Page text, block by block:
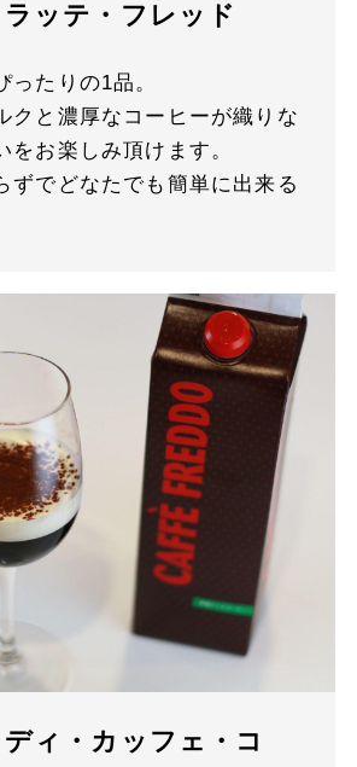
ッテ・フレッド
ったりの1品。
クと濃厚なコーヒーが織りな
をお楽しみ頂けます。
ずでどなたでも簡単に出来る
ィ・カッフェ・コ